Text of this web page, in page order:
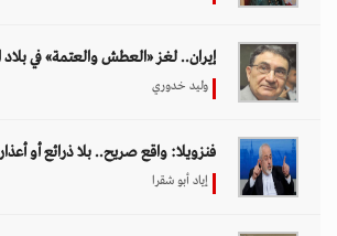
إيران.. لغز «العطش والعتمة» في بلاد
وليد خدوري
فنزويلا: واقع صريح.. بلا ذرائع أو أعذار
إياد أبو شقرا